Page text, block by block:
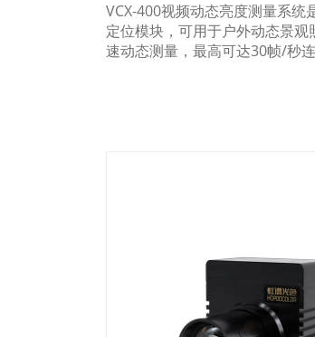
VCX-400视频动态亮度测量系
定位模块，可用于户外动态景
速动态测量，最高可达30帧/秒